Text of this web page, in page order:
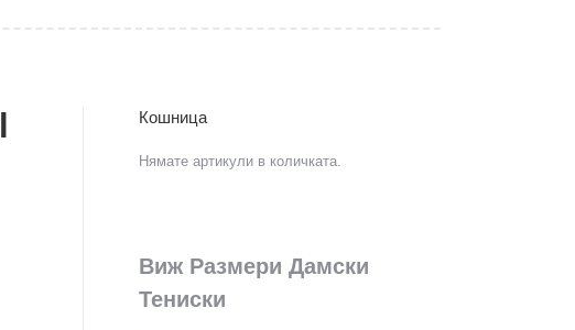
Кошница
Нямате артикули в количката.
Виж Размери Дамски
Тениски